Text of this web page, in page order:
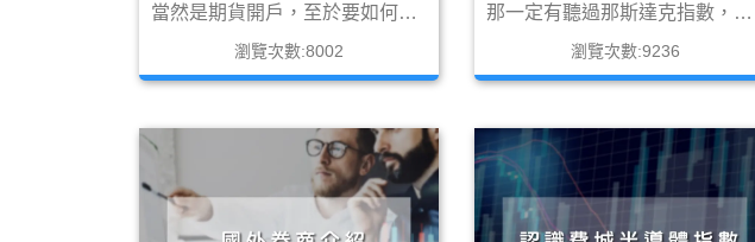
當然是期貨開戶，至於要如何開
戶，筆者這邊做簡單的介紹分享
瀏覽次數:8002
那一定有聽過那斯達克指數，究
竟什麼是納斯達克指數?成分股
瀏覽次數:9236